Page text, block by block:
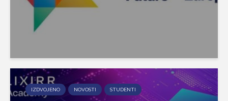
IZDVOJENO NOVOSTI STUDENTI